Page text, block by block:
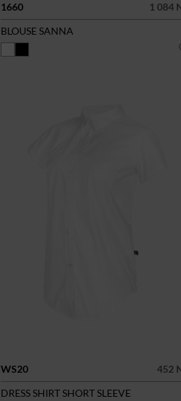
1660
1 084
BLOUSE SANNA
WS20
452
DRESS SHIRT SHORT SLEEVE